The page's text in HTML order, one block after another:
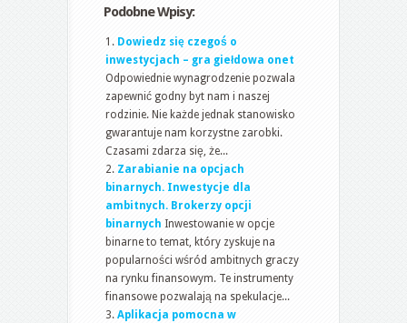
Podobne Wpisy:
Dowiedz się czegoś o
inwestycjach – gra giełdowa onet
Odpowiednie wynagrodzenie pozwala
zapewnić godny byt nam i naszej
rodzinie. Nie każde jednak stanowisko
gwarantuje nam korzystne zarobki.
Czasami zdarza się, że...
Zarabianie na opcjach
binarnych. Inwestycje dla
ambitnych. Brokerzy opcji
binarnych Inwestowanie w opcje
binarne to temat, który zyskuje na
popularności wśród ambitnych graczy
na rynku finansowym. Te instrumenty
finansowe pozwalają na spekulacje...
Aplikacja pomocna w